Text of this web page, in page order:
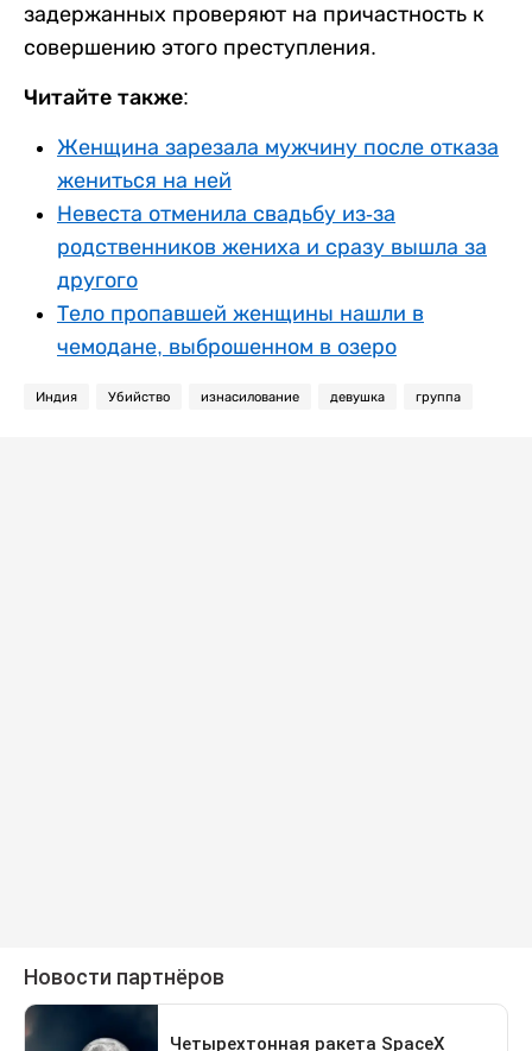
задержанных проверяют на причастность к
совершению этого преступления.
Читайте также:
Женщина зарезала мужчину после отказа
жениться на ней
Невеста отменила свадьбу из-за
родственников жениха и сразу вышла за
другого
Тело пропавшей женщины нашли в
чемодане, выброшенном в озеро
Индия Убийство изнасилование девушка группа